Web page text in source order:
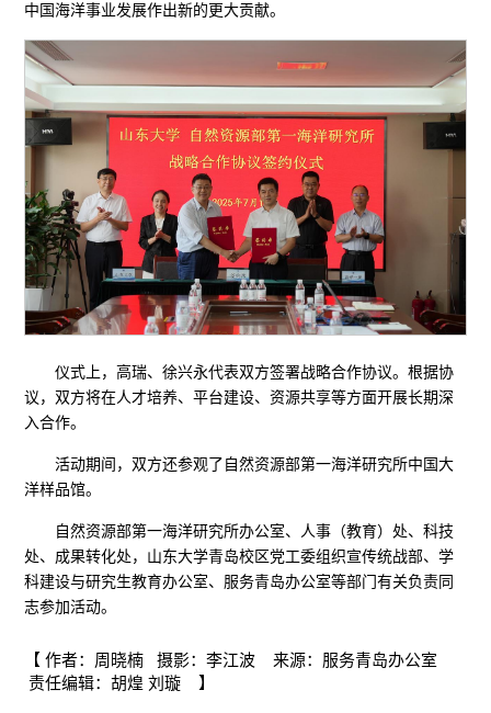
中国海洋事业发展作出新的更大贡献。
仪式上，高瑞、徐兴永代表双方签署战略合作协议。根据协
议，双方将在人才培养、平台建设、资源共享等方面开展长期深
入合作。
活动期间，双方还参观了自然资源部第一海洋研究所中国大
洋样品馆。
自然资源部第一海洋研究所办公室、人事（教育）处、科技
处、成果转化处，山东大学青岛校区党工委组织宣传统战部、学
科建设与研究生教育办公室、服务青岛办公室等部门有关负责同
志参加活动。
【 作者：周晓楠 摄影：李江波 来源：服务青岛办公室
责任编辑：胡煌 刘璇 】